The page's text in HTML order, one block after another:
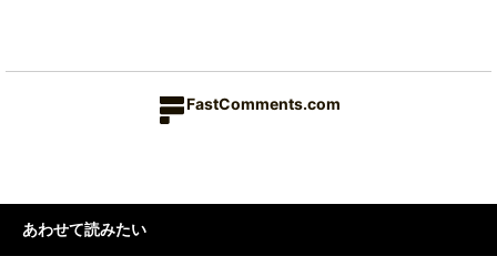
FastComments.com
あわせて読みたい